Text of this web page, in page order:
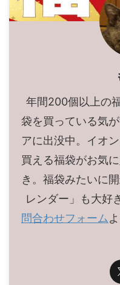
年間200個以上の
袋を買っている気
アに出没中。イオ
買える福袋がお気
き。福袋みたいに
レンダー」も大好
問合わせフォーム